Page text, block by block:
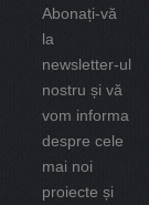
Abonați-vă
la
newsletter-ul
nostru și vă
vom informa
despre cele
mai noi
proiecte și